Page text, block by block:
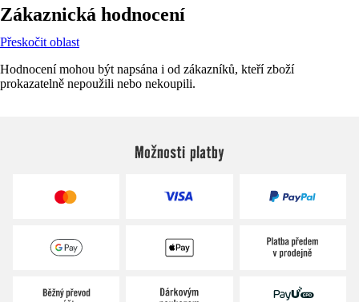
Zákaznická hodnocení
Přeskočit oblast
Hodnocení mohou být napsána i od zákazníků, kteří zboží
prokazatelně nepoužili nebo nekoupili.
Možnosti platby